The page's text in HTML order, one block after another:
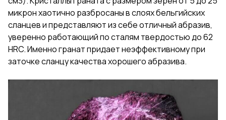
микрон хаотично разбросаны в слоях бельгийских
сланцев и представляют из себе отличный абразив,
уверенно работающий по сталям твердостью до 62
HRC. Именно гранат придает неэффективному при
заточке сланцу качества хорошего абразива.